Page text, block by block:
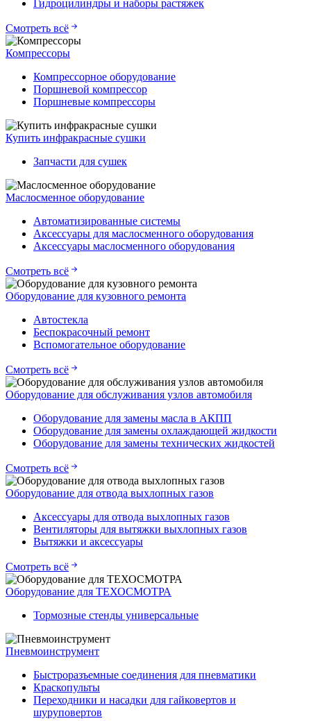
Гидроцилиндры и наборы растяжек
Смотреть всё
Компрессоры
Компрессорное оборудование
Поршневой компрессор
Поршневые компрессоры
Купить инфракрасные сушки
Запчасти для сушек
Маслосменное оборудование
Автоматизированные системы
Аксессуары для маслосменного оборудования
Аксессуары маслосменного оборудования
Смотреть всё
Оборудование для кузовного ремонта
Автостекла
Беспокрасочный ремонт
Вспомогательное оборудование
Смотреть всё
Оборудование для обслуживания узлов автомобиля
Оборудование для замены масла в АКПП
Оборудование для замены охлаждающей жидкости
Оборудование для замены технических жидкостей
Смотреть всё
Оборудование для отвода выхлопных газов
Аксессуары для отвода выхлопных газов
Вентиляторы для вытяжки выхлопных газов
Вытяжки и аксессуары
Смотреть всё
Оборудование для ТЕХОСМОТРА
Тормозные стенды универсальные
Пневмоинструмент
Быстроразъемные соединения для пневматики
Краскопульты
Переходники и насадки для гайковертов и
шуруповертов